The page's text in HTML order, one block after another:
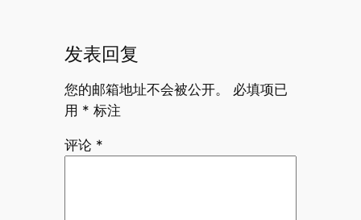
发表回复
您的邮箱地址不会被公开。
必填项已
用 * 标注
评论 *